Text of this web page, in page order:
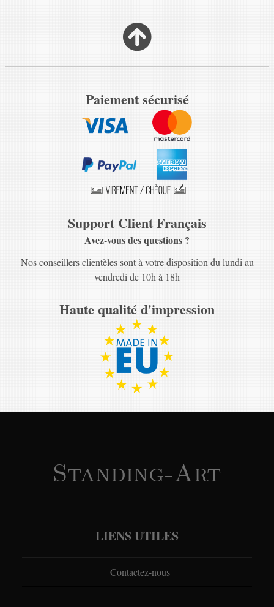
Paiement sécurisé
Support Client Français
Avez-vous des questions ?
Nos conseillers clientèles sont à votre disposition du lundi au
vendredi de 10h à 18h
Haute qualité d'impression
Standing-Art
LIENS UTILES
Contactez-nous